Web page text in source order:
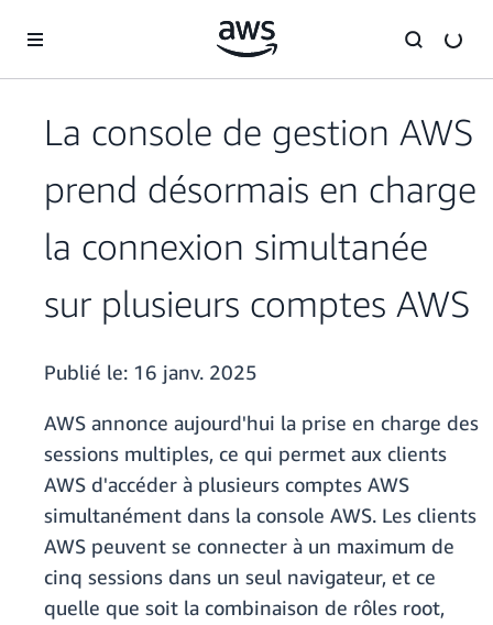
La console de gestion AWS
prend désormais en charge
la connexion simultanée
sur plusieurs comptes AWS
Publié le: 16 janv. 2025
AWS annonce aujourd'hui la prise en charge des
sessions multiples, ce qui permet aux clients
AWS d'accéder à plusieurs comptes AWS
simultanément dans la console AWS. Les clients
AWS peuvent se connecter à un maximum de
cinq sessions dans un seul navigateur, et ce
quelle que soit la combinaison de rôles root,